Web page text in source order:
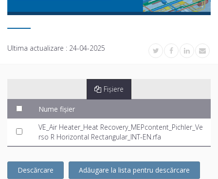
Ultima actualizare : 24-04-2025
Fișiere
Nume fișier
VE_Air Heater_Heat Recovery_MEPcontent_Pichler_Ve
rso R Horizontal Rectangular_INT-EN.rfa
Descărcare Adăugare la lista pentru descărcare